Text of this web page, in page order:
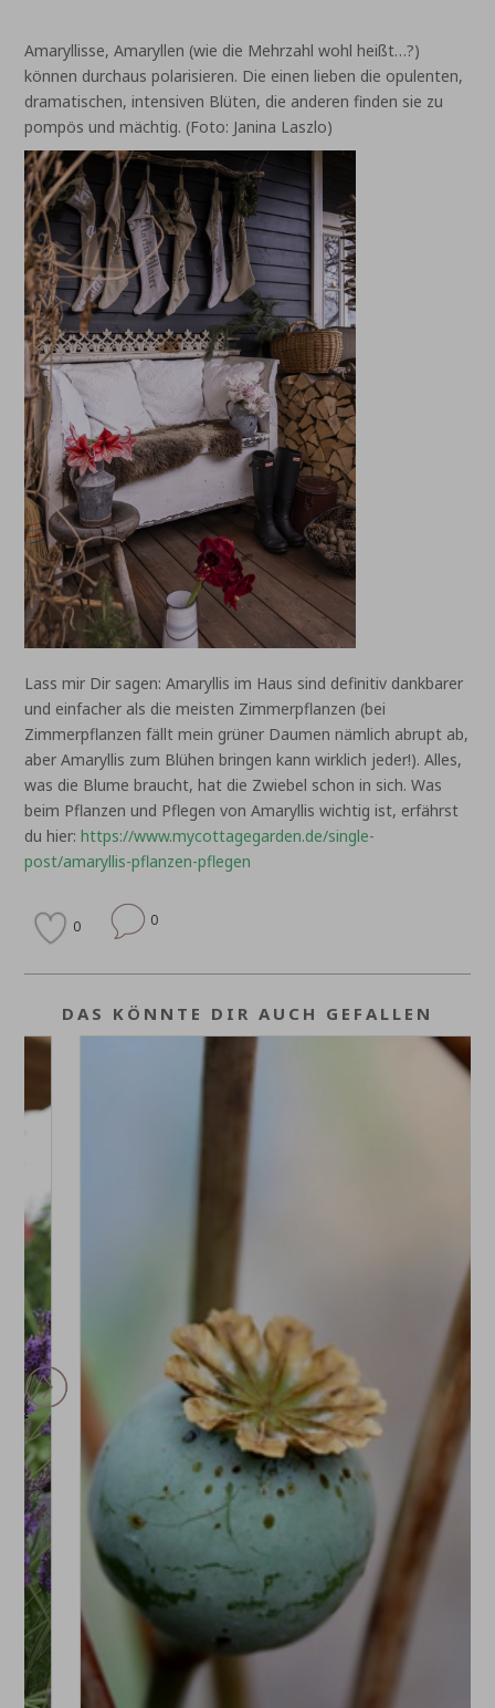
Amaryllisse, Amaryllen (wie die Mehrzahl wohl heißt…?)
können durchaus polarisieren. Die einen lieben die opulenten,
dramatischen, intensiven Blüten, die anderen finden sie zu
pompös und mächtig. (Foto: Janina Laszlo)
Lass mir Dir sagen: Amaryllis im Haus sind definitiv dankbarer
und einfacher als die meisten Zimmerpflanzen (bei
Zimmerpflanzen fällt mein grüner Daumen nämlich abrupt ab,
aber Amaryllis zum Blühen bringen kann wirklich jeder!). Alles,
was die Blume braucht, hat die Zwiebel schon in sich. Was
beim Pflanzen und Pflegen von Amaryllis wichtig ist, erfährst
du hier:https://www.mycottagegarden.de/single-
post/amaryllis-pflanzen-pflegen
0 0
DAS KÖNNTE DIR AUCH GEFALLEN